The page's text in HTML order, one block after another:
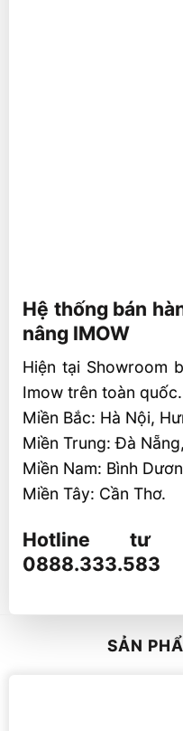
Hệ thống bán
nâng IMOW
Hiện tại Showroom
Imow trên toàn quốc.
Miền Bắc: Hà Nội,
Miền Trung: Đà
Miền Nam: Bình
Miền Tây: Cần Thơ.
Hotline tư
0888.333.583
SẢN